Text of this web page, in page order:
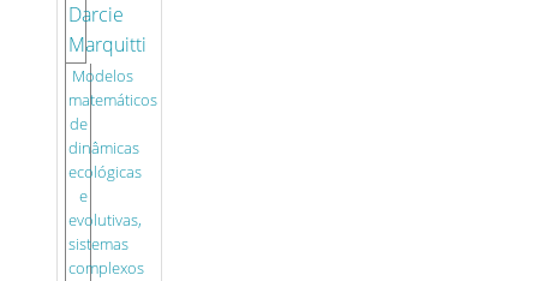
Darcie
Marquitti
Modelos
matemáticos
de
dinâmicas
ecológicas
e
evolutivas,
sistemas
complexos